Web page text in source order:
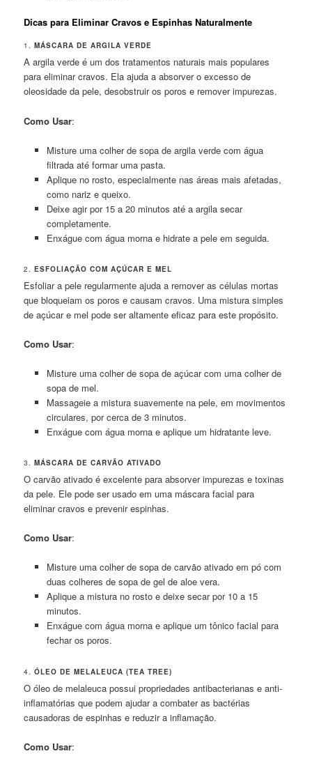
Dicas para Eliminar Cravos e Espinhas Naturalmente
1.MÁSCARA DE ARGILA VERDE
A argila verde é um dos tratamentos naturais mais populares
para eliminar cravos. Ela ajuda a absorver o excesso de
oleosidade da pele, desobstruir os poros e remover impurezas.
Como Usar:
Misture uma colher de sopa de argila verde com água
filtrada até formar uma pasta.
Aplique no rosto, especialmente nas áreas mais afetadas,
como nariz e queixo.
Deixe agir por 15 a 20 minutos até a argila secar
completamente.
Enxágue com água morna e hidrate a pele em seguida.
2.ESFOLIAÇÃO COM AÇÚCAR E MEL
Esfoliar a pele regularmente ajuda a remover as células mortas
que bloqueiam os poros e causam cravos. Uma mistura simples
de açúcar e mel pode ser altamente eficaz para este propósito.
Como Usar:
Misture uma colher de sopa de açúcar com uma colher de
sopa de mel.
Massageie a mistura suavemente na pele, em movimentos
circulares, por cerca de 3 minutos.
Enxágue com água morna e aplique um hidratante leve.
3.MÁSCARA DE CARVÃO ATIVADO
O carvão ativado é excelente para absorver impurezas e toxinas
da pele. Ele pode ser usado em uma máscara facial para
eliminar cravos e prevenir espinhas.
Como Usar:
Misture uma colher de sopa de carvão ativado em pó com
duas colheres de sopa de gel de aloe vera.
Aplique a mistura no rosto e deixe secar por 10 a 15
minutos.
Enxágue com água morna e aplique um tônico facial para
fechar os poros.
4.ÓLEO DE MELALEUCA (TEA TREE)
O óleo de melaleuca possui propriedades antibacterianas e anti-
inflamatórias que podem ajudar a combater as bactérias
causadoras de espinhas e reduzir a inflamação.
Como Usar: